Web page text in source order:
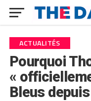
ACTUALITÉS
Pourquoi
«
Bleus